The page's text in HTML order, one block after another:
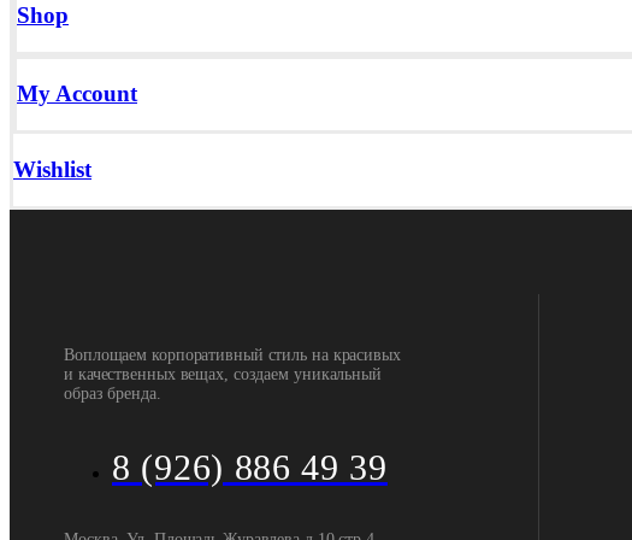
Shop
My Account
Wishlist
Воплощаем корпоративный стиль на красивых
и качественных вещах, создаем уникальный
образ бренда.
8 (926) 886 49 39